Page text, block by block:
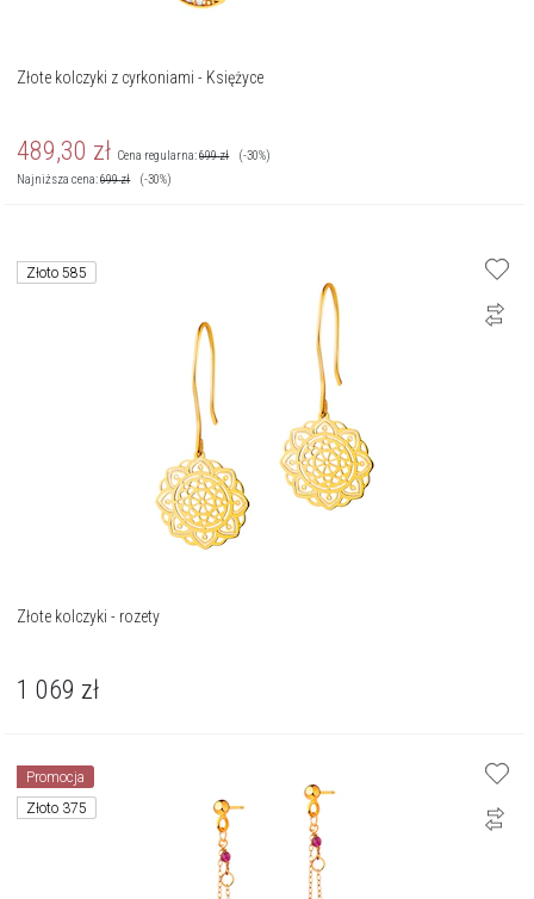
Złote kolczyki z cyrkoniami - Księżyce
489,30 zł Cena regularna:699zł
(-30%)
Najniższa cena:699zł (-30%)
Złoto 585
Złote kolczyki - rozety
1 069 zł
Promocja
Złoto 375